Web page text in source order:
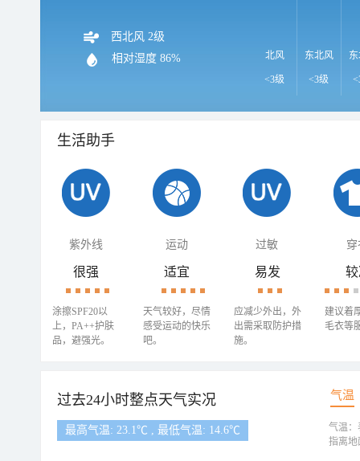
西北风 2级
相对湿度 86% 北风
<3级
东北风
<3级
生活助手
紫外线 运动 过敏 穿
很强
涂擦SPF20以
上，PA++护肤
品，避强光。
适宜
天气较好，尽情
感受运动的快乐
吧。
易发
应减少外出，外
出需采取防护措
施。
建议着
毛衣等
过去24小时整点天气实况 气温
最高气温: 23.1℃ , 最低气温: 14.6℃
气温：
指离地